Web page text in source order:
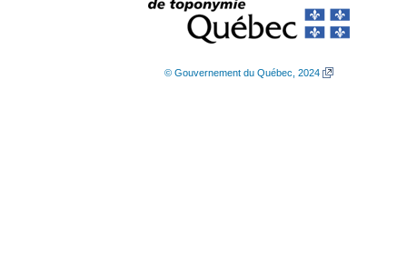
© Gouvernement du Québec, 2024